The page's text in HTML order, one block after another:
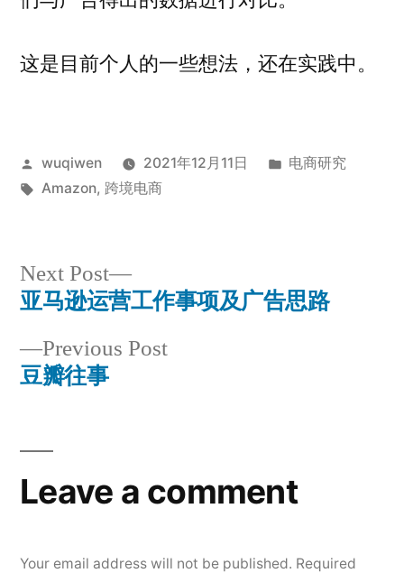
这是目前个人的一些想法，还在实践中。
Posted
by
wuqiwen 2021年12月11日
Posted
电商研究
Tags:
Amazon, 跨境电商
Post
navigation
Previous PostPrevious
豆瓣往事
Next Post
Next
post:
亚马逊运营工作事项及广告思路
Leave a comment
Your email address will not be published. Required